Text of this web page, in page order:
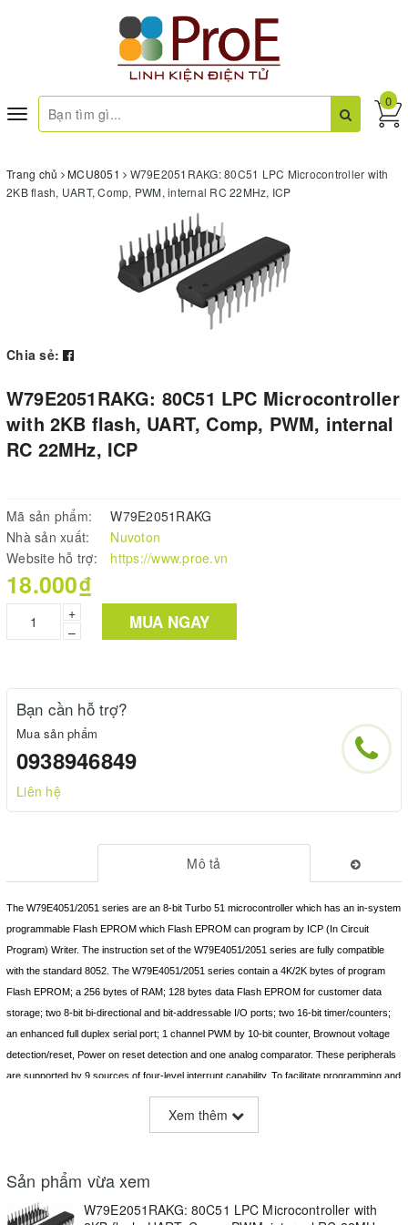
Toggle
navigation
0
Trang chủ MCU8051
W79E2051RAKG: 80C51 LPC Microcontroller with
2KB flash, UART, Comp, PWM, internal RC 22MHz, ICP
Chia sẻ:
W79E2051RAKG: 80C51 LPC Microcontroller
with 2KB flash, UART, Comp, PWM, internal
RC 22MHz, ICP
Mã sản phẩm:
W79E2051RAKG
Nhà sản xuất:
Nuvoton
Website hỗ trợ:
https://www.proe.vn
18.000₫
+
–
MUA NGAY
Bạn cần hỗ trợ?
Mua sản phẩm
0938946849
Liên hệ
Mô tả
The W79E4051/2051 series are an 8-bit Turbo 51 microcontroller which has an in-system
programmable Flash EPROM which Flash EPROM can program by ICP (In Circuit
Program) Writer. The instruction set of the W79E4051/2051 series are fully compatible
with the standard 8052. The W79E4051/2051 series contain a 4K/2K bytes of program
Flash EPROM; a 256 bytes of RAM; 128 bytes data Flash EPROM for customer data
storage; two 8-bit bi-directional and bit-addressable I/O ports; two 16-bit timer/counters;
an enhanced full duplex serial port; 1 channel PWM by 10-bit counter, Brownout voltage
detection/reset, Power on reset detection and one analog comparator. These peripherals
are supported by 9 sources of four-level interrupt capability. To facilitate programming and
verification, the Flash EPROM inside the W79E4051/2051 series allow the program
memory to be programmed and read electronically. Once the code is confirmed, the user
Đây là một mã chip có thể thay thế con ATMEL AT89S2051 / AT89C2051 một cách hoàn
hảo. Chip W79E2051 này của Nuvoton có dải nguồn hoạt động rộng 2.4~5.5V nên đáp
ứng đa dạng hệ thống/ ứng dụng và ổn định tốt với các biến thiên của nguồn ngoài. Chip
Xem thêm
Sản phẩm vừa xem
W79E2051RAKG: 80C51 LPC Microcontroller with